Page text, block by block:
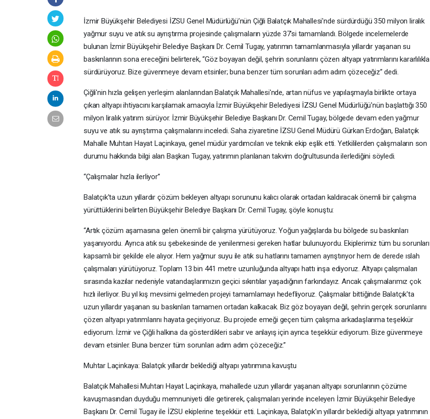
İzmir Büyükşehir Belediyesi İZSU Genel Müdürlüğü’nün Çiğli Balatçık Mahallesi'nde sürdürdüğü 350 milyon liralık
yağmur suyu ve atık su ayrıştırma projesinde çalışmaların yüzde 37'si tamamlandı. Bölgede incelemelerde
bulunan İzmir Büyükşehir Belediye Başkanı Dr. Cemil Tugay, yatırımın tamamlanmasıyla yıllardır yaşanan su
baskınlarının sona ereceğini belirterek, “Göz boyayan değil, şehrin sorunlarını çözen altyapı yatırımlarını kararlılıkla
sürdürüyoruz. Bize güvenmeye devam etsinler; buna benzer tüm sorunları adım adım çözeceğiz” dedi.
Çiğli'nin hızla gelişen yerleşim alanlarından Balatçık Mahallesi'nde, artan nüfus ve yapılaşmayla birlikte ortaya
çıkan altyapı ihtiyacını karşılamak amacıyla İzmir Büyükşehir Belediyesi İZSU Genel Müdürlüğü'nün başlattığı 350
milyon liralık yatırım sürüyor. İzmir Büyükşehir Belediye Başkanı Dr. Cemil Tugay, bölgede devam eden yağmur
suyu ve atık su ayrıştırma çalışmalarını inceledi. Saha ziyaretine İZSU Genel Müdürü Gürkan Erdoğan, Balatçık
Mahalle Muhtarı Hayat Laçinkaya, genel müdür yardımcıları ve teknik ekip eşlik etti. Yetkililerden çalışmaların son
durumu hakkında bilgi alan Başkan Tugay, yatırımın planlanan takvim doğrultusunda ilerlediğini söyledi.
“Çalışmalar hızla ilerliyor”
Balatçık'ta uzun yıllardır çözüm bekleyen altyapı sorununu kalıcı olarak ortadan kaldıracak önemli bir çalışma
yürüttüklerini belirten Büyükşehir Belediye Başkanı Dr. Cemil Tugay, şöyle konuştu:
“Artık çözüm aşamasına gelen önemli bir çalışma yürütüyoruz. Yoğun yağışlarda bu bölgede su baskınları
yaşanıyordu. Ayrıca atık su şebekesinde de yenilenmesi gereken hatlar bulunuyordu. Ekiplerimiz tüm bu sorunları
kapsamlı bir şekilde ele alıyor. Hem yağmur suyu ile atık su hatlarını tamamen ayrıştırıyor hem de derede ıslah
çalışmaları yürütüyoruz. Toplam 13 bin 441 metre uzunluğunda altyapı hattı inşa ediyoruz. Altyapı çalışmaları
sırasında kazılar nedeniyle vatandaşlarımızın geçici sıkıntılar yaşadığının farkındayız. Ancak çalışmalarımız çok
hızlı ilerliyor. Bu yıl kış mevsimi gelmeden projeyi tamamlamayı hedefliyoruz. Çalışmalar bittiğinde Balatçık'ta
uzun yıllardır yaşanan su baskınları tamamen ortadan kalkacak. Biz göz boyayan değil, şehrin gerçek sorunlarını
çözen altyapı yatırımlarını hayata geçiriyoruz. Bu projede emeği geçen tüm çalışma arkadaşlarıma teşekkür
ediyorum. İzmir ve Çiğli halkına da gösterdikleri sabır ve anlayış için ayrıca teşekkür ediyorum. Bize güvenmeye
devam etsinler. Buna benzer tüm sorunları adım adım çözeceğiz.”
Muhtar Laçinkaya: Balatçık yıllardır beklediği altyapı yatırımına kavuştu
Balatçık Mahallesi Muhtarı Hayat Laçinkaya, mahallede uzun yıllardır yaşanan altyapı sorunlarının çözüme
kavuşmasından duyduğu memnuniyeti dile getirerek, çalışmaları yerinde inceleyen İzmir Büyükşehir Belediye
Başkanı Dr. Cemil Tugay ile İZSU ekiplerine teşekkür etti. Laçinkaya, Balatçık'ın yıllardır beklediği altyapı yatırımının